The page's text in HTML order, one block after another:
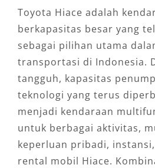
Toyota Hiace adalah
berkapasitas besar yang
sebagai pilihan utama
transportasi di Indonesia.
tangguh, kapasitas
teknologi yang terus
menjadi kendaraan
untuk berbagai aktivitas,
keperluan pribadi,
rental mobil Hiace.